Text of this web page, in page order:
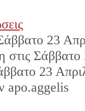
23
στις
23
apo.aggelis